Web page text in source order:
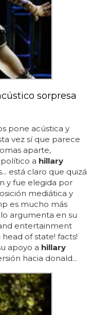
sorpresa
pone acústica y
vez sí que parece
aparte,
a hillary
está claro que quizá
y fue elegida por
mediática y
es mucho más
argumenta en su
entertainment
of state! facts!
apoyo a hillary
hacia donald...